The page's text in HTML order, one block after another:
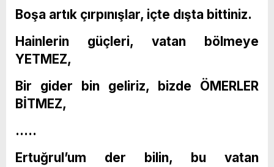
Boşa artık çırpınışlar, içte dışta bittiniz.
Hainlerin güçleri, vatan bölmeye
YETMEZ,
Bir gider bin geliriz, bizde ÖMERLER
BİTMEZ,
…..
Ertuğrul’um der bilin, bu vatan